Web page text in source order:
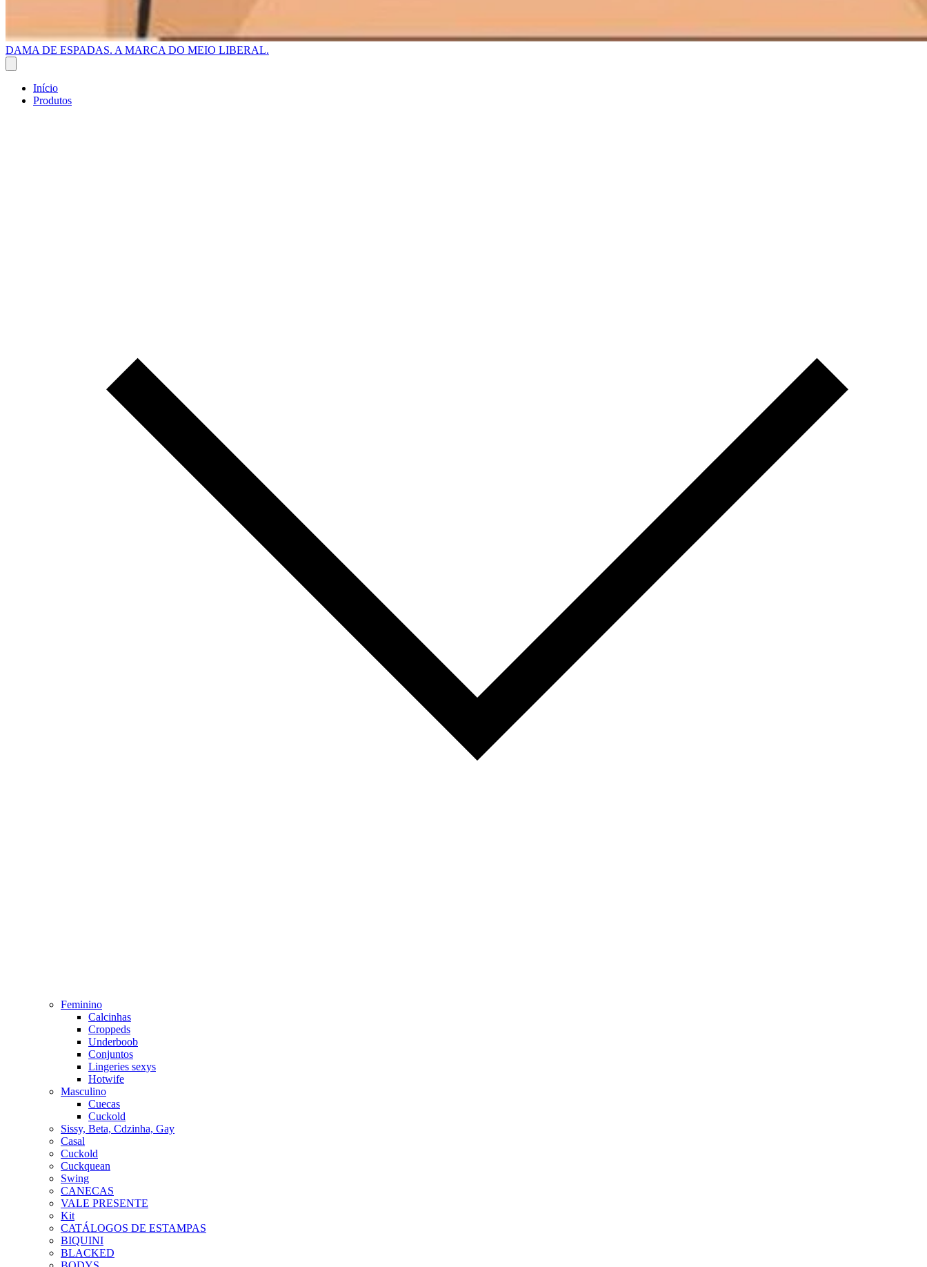
DAMA DE ESPADAS. A MARCA DO MEIO LIBERAL.
Início
Produtos
Feminino
Calcinhas
Croppeds
Underboob
Conjuntos
Lingeries sexys
Hotwife
Masculino
Cuecas
Cuckold
Sissy, Beta, Cdzinha, Gay
Casal
Cuckold
Cuckquean
Swing
CANECAS
VALE PRESENTE
Kit
CATÁLOGOS DE ESTAMPAS
BIQUINI
BLACKED